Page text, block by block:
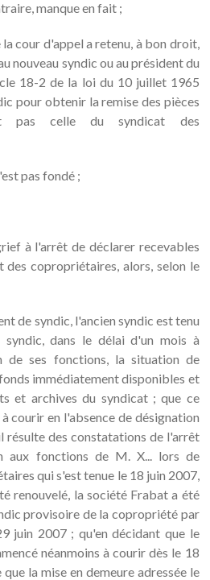
manque en fait ;
cour d'appel a retenu, à bon droit,
nouveau syndic ou au président du
18-2 de la loi du 10 juillet 1965
pour obtenir la remise des pièces
pas celle du syndicat des
pas fondé ;
à l'arrêt de déclarer recevables
des copropriétaires, alors, selon le
de syndic, l'ancien syndic est tenu
syndic, dans le délai d'un mois à
de ses fonctions, la situation de
immédiatement disponibles et
et archives du syndicat ; que ce
courir en l'absence de désignation
résulte des constatations de l'arrêt
fonctions de M. X... lors de
qui s'est tenue le 18 juin 2007,
renouvelé, la société Frabat a été
provisoire de la copropriété par
juin 2007 ; qu'en décidant que le
néanmoins à courir dès le 18
la mise en demeure adressée le